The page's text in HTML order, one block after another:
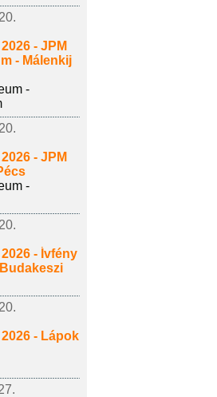
- JPM
- Málenkij
-
- JPM
-
- Ívfény
- Lápok